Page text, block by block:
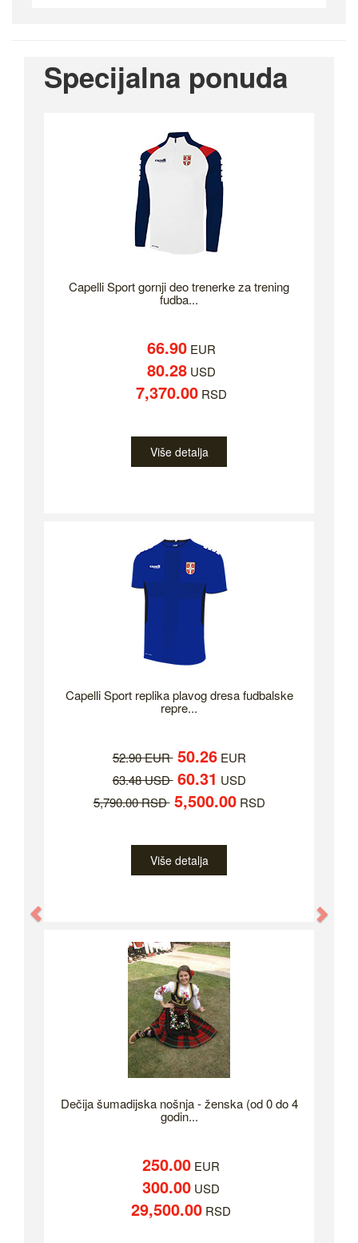
Specijalna ponuda
Capelli Sport gornji deo trenerke za trening
fudba...
66.90EUR
80.28USD
7,370.00RSD
Više detalja
Capelli Sport replika plavog dresa fudbalske
repre...
52.90 EUR 50.26EUR
63.48 USD 60.31 USD
5,790.00 RSD 5,500.00RSD
Više detalja
Dečija šumadijska nošnja - ženska (od 0 do 4
godin...
250.00 EUR
300.00 USD
29,500.00 RSD